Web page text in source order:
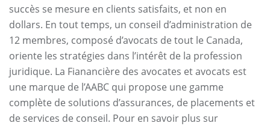
succès se mesure en clients satisfaits, et non en
dollars. En tout temps, un conseil d’administration de
12 membres, composé d’avocats de tout le Canada,
oriente les stratégies dans l’intérêt de la profession
juridique. La Fianancière des avocates et avocats est
une marque de l’AABC qui propose une gamme
complète de solutions d’assurances, de placements et
de services de conseil. Pour en savoir plus sur